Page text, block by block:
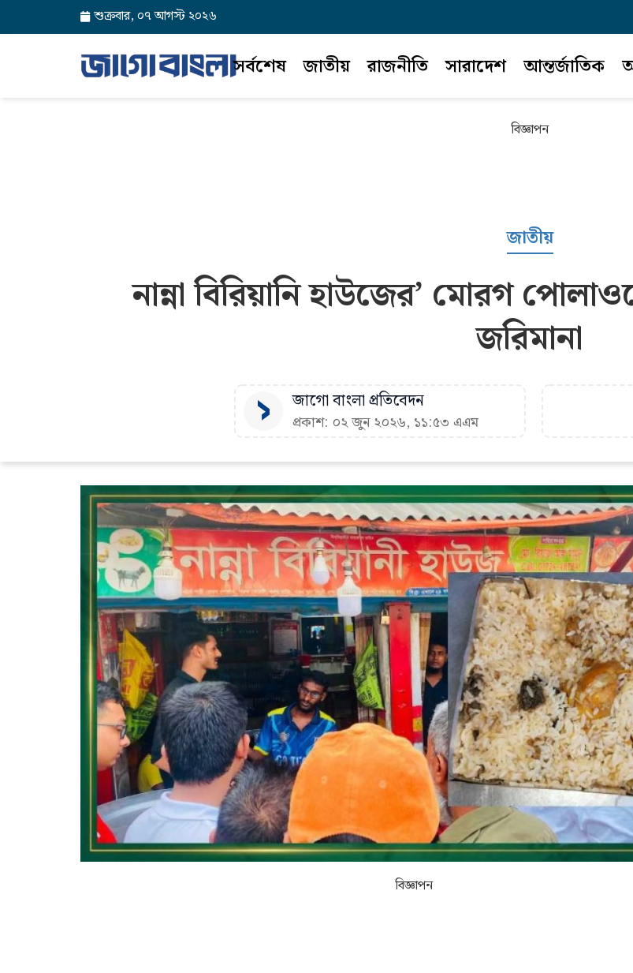
শুক্রবার, ০৭ আগস্ট ২০২৬
সর্বশেষ জাতীয় রাজনীতি সারাদেশ আন্তর্জাতিক
বিজ্ঞাপন
জাতীয়
নান্না বিরিয়ানি হাউজের’ মোরগ
জরিমানা
জাগো বাংলা প্রতিবেদন
প্রকাশ: ০২ জুন ২০২৬, ১১:৫৩ এএম
বিজ্ঞাপন